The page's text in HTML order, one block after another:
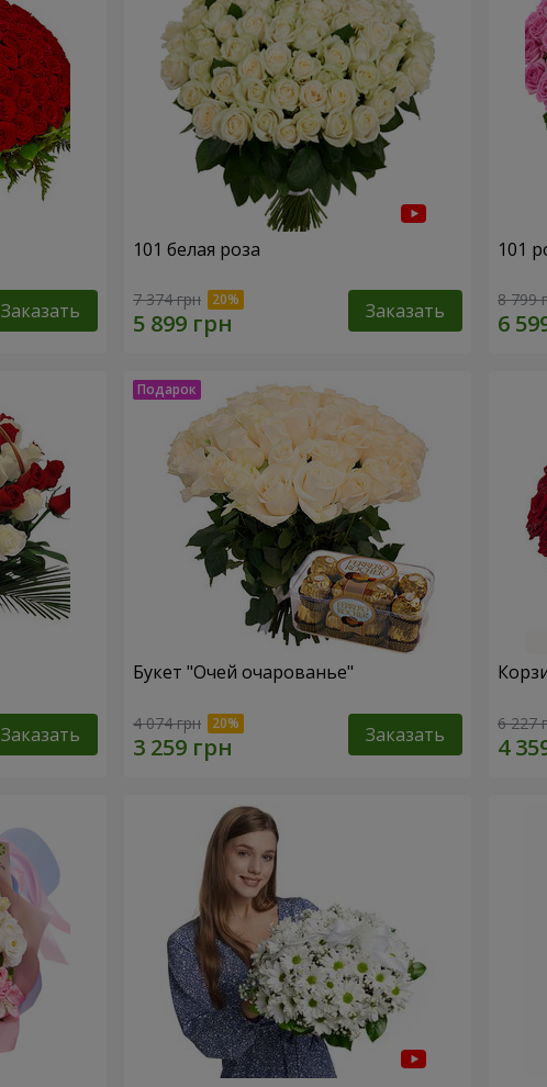
Заказать
101 белая роза
7 374 грн Заказать
101
8 799
Заказать
Букет "Очей очарованье"
4 074 грн Заказать 6 227